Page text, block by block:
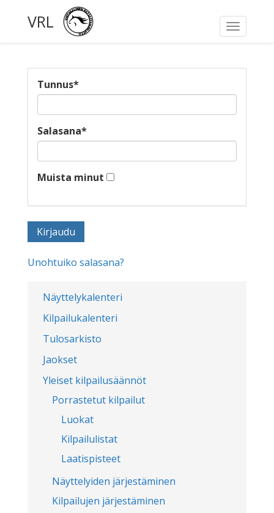
Toggle
VRL
Näyttelykalenteri
Kilpailukalenteri
Tulosarkisto
Jaokset
Yleiset kilpailusäännöt
Porrastetut kilpailut
Luokat
Kilpailulistat
Laatispisteet
Näyttelyiden järjestäminen
Kilpailujen järjestäminen
Tunnus*
Salasana*
Muista minut
Unohtuiko salasana?